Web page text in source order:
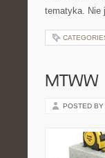
tematyka. Nie
MTWW
POSTED BY